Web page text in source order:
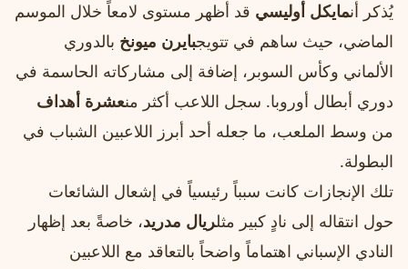
يُذكر أنمايكل أوليسي قد أظهر مستوى لامعاً خلال الموسم
الماضي، حيث ساهم في تتويجبايرن ميونخ بالدوري
الألماني وكأس السوبر، إضافة إلى مشاركاته الحاسمة في
دوري أبطال أوروبا. سجل اللاعب أكثر منعشرة أهداف
من وسط الملعب، ما جعله أحد أبرز اللاعبين الشباب في
البطولة.
تلك الإنجازات كانت سبباً رئيسياً في إشعال الشائعات
حول انتقاله إلى نادٍ كبير مثلريال مدريد، خاصةً بعد إظهار
النادي الإسباني اهتماماً واضحاً بالتعاقد مع اللاعبين